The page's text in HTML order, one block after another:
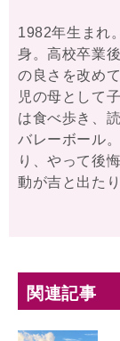
1982年生まれ
身。高校卒業
の良さを改め
児の母として
は食べ歩き、
バレーボール
り、やって後
動が吉と出た
関連記事